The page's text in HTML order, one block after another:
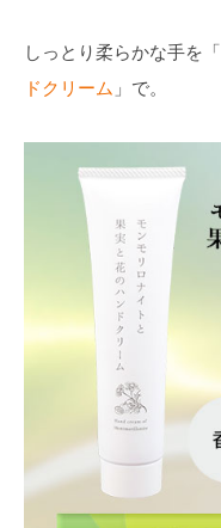
しっとり柔らかな手を「
ドクリーム 」で。